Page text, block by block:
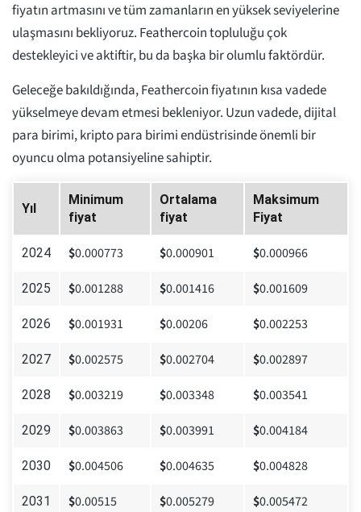
fiyatın artmasını ve tüm zamanların en yüksek seviyelerine
ulaşmasını bekliyoruz. Feathercoin topluluğu çok
destekleyici ve aktiftir, bu da başka bir olumlu faktördür.
Geleceğe bakıldığında, Feathercoin fiyatının kısa vadede
yükselmeye devam etmesi bekleniyor. Uzun vadede, dijital
para birimi, kripto para birimi endüstrisinde önemli bir
oyuncu olma potansiyeline sahiptir.
Yıl
Minimum
fiyat
Ortalama
fiyat
Maksimum
Fiyat
2024 $0.000773 $0.000901 $0.000966
2025 $0.001288 $0.001416 $0.001609
2026 $0.001931 $0.00206 $0.002253
2027 $0.002575 $0.002704 $0.002897
2028 $0.003219 $0.003348 $0.003541
2029 $0.003863 $0.003991 $0.004184
2030 $0.004506 $0.004635 $0.004828
2031 $0.00515 $0.005279 $0.005472